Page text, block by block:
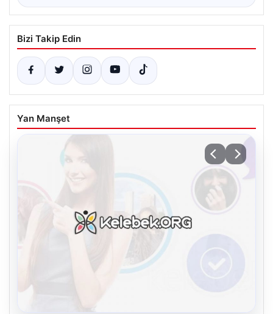
Bizi Takip Edin
Yan Manşet